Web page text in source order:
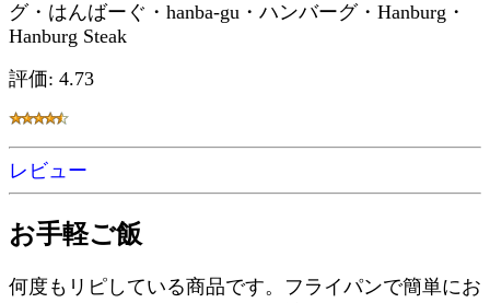
グ・はんばーぐ・hanba-gu・ハンバーグ・Hanburg・
Hanburg Steak
評価: 4.73
レビュー
お手軽ご飯
何度もリピしている商品です。フライパンで簡単にお